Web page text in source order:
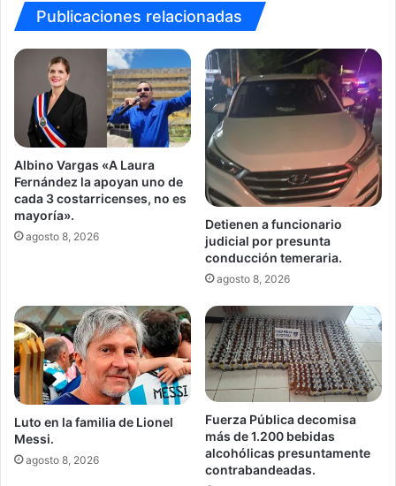
Publicaciones relacionadas
Albino Vargas «A Laura
Fernández la apoyan uno de
cada 3 costarricenses, no es
mayoría».
agosto 8, 2026
Detienen a funcionario
judicial por presunta
conducción temeraria.
agosto 8, 2026
Luto en la familia de Lionel
Messi.
agosto 8, 2026
Fuerza Pública decomisa
más de 1.200 bebidas
alcohólicas presuntamente
contrabandeadas.